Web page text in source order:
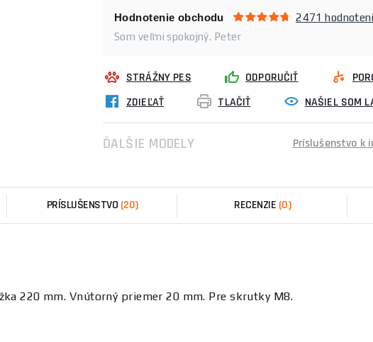
Hodnotenie obchodu
2471
Som veľmi spokojný. Peter
STRÁŽNY PES ODPORUČIŤ
ZDIEĽAŤ
TLAČIŤ NAŠIEL SOM
ĎALŠIE MODELY Príslušenstvo k
PRÍSLUŠENSTVO (20) RECENZIE (0)
220 mm. Vnútorný priemer 20 mm. Pre skrutky M8.